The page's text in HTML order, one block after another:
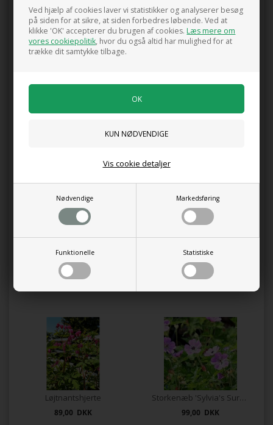
Ved hjælp af cookies laver vi statistikker og analyserer besøg
på siden for at sikre, at siden forbedres løbende. Ved at
klikke 'OK' accepterer du brugen af cookies.Læs mere om
vores cookiepolitik, hvor du også altid har mulighed for at
trække dit samtykke tilbage.
Nødvendige Markedsføring
Funktionelle Statistiske
Vis cookie detaljer
0 anmeldelser
Produktet er endnu ikke anmeldt.Skriv en anmeldelse.
Storkenæb (GERANIUM oxo. 'Rose Clair')
Kunder købte også
90,00 DKK 89,00 DKK
Løjtnantshjerte
89,00 DKK
Storkenæb 'Sylvia's Surprise'®
99,00 DKK